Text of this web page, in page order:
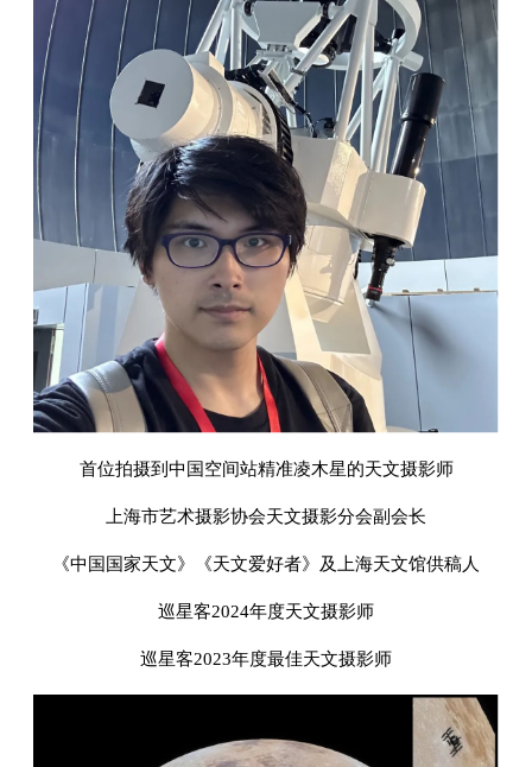
首位拍摄到中国空间站精准凌木星的天文摄影师
上海市艺术摄影协会天文摄影分会副会长
《中国国家天文》《天文爱好者》及上海天文馆供稿人
巡星客2024年度天文摄影师
巡星客2023年度最佳天文摄影师